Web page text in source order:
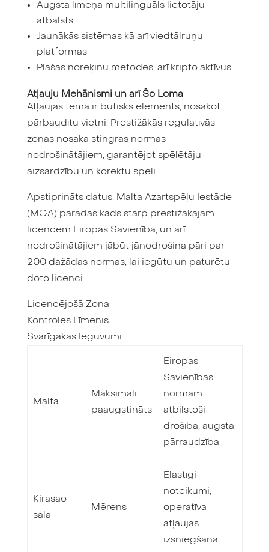
Augsta līmeņa multilinguāls lietotāju
atbalsts
Jaunākās sistēmas kā arī viedtālruņu
platformas
Plašas norēķinu metodes, arī kripto aktīvus
Atļauju Mehānismi un arī Šo Loma
Atļaujas tēma ir būtisks elements, nosakot
pārbaudītu vietni. Prestižākās regulatīvās
zonas nosaka stingras normas
nodrošinātājiem, garantējot spēlētāju
aizsardzību un korektu spēli.
Apstiprināts datus: Malta Azartspēļu Iestāde
(MGA) parādās kāds starp prestižākajām
licencēm Eiropas Savienībā, un arī
nodrošinātājiem jābūt jānodrošina pāri par
200 dažādas normas, lai iegūtu un paturētu
doto licenci.
Licencējošā Zona
Kontroles Līmenis
Svarīgākās Ieguvumi
Malta
Maksimāli
paaugstināts
Eiropas
Savienības
normām
atbilstoši
drošība, augsta
pārraudzība
Kirasao
sala
Mērens
Elastīgi
noteikumi,
operatīva
atļaujas
izsniegšana